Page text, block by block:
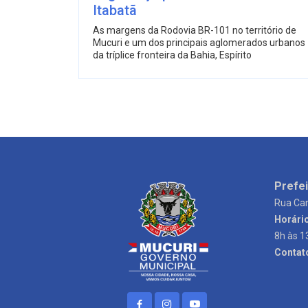
Itabatã
As margens da Rodovia BR-101 no território de
Mucuri e um dos principais aglomerados urbanos
da tríplice fronteira da Bahia, Espírito
Rua
8h às